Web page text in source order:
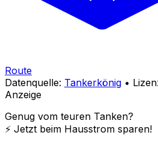
Route
Datenquelle: Tankerkönig •
Anzeige
Genug vom teuren Tanken?
⚡️ Jetzt beim Hausstrom sparen!